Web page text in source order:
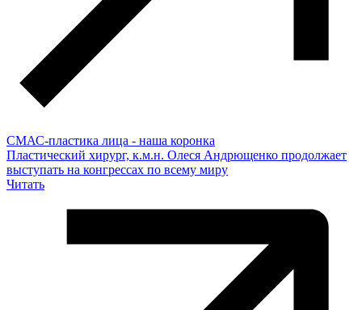
СМАС-пластика лица - наша коронка
Пластический хирург, к.м.н. Олеся Андрющенко продолжает
выступать на конгрессах по всему миру
Читать